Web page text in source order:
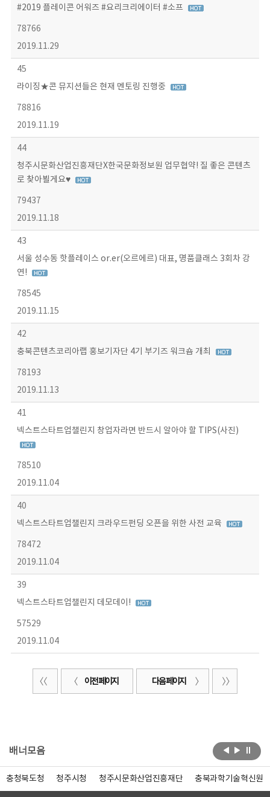
#2019 플레이콘 어워즈 #요리크리에이터 #소프
78766
2019.11.29
45
라이징★콘 뮤지션들은 현재 멘토링 진행중
78816
2019.11.19
44
청주시문화산업진흥재단X한국문화정보원 업무협약! 질 좋은 콘텐츠
로 찾아뵐게요♥
79437
2019.11.18
43
서울 성수동 핫플레이스 or.er(오르에르) 대표, 명품클래스 3회차 강
연!
78545
2019.11.15
42
충북콘텐츠코리아랩 홍보기자단 4기 부기즈 워크숍 개최
78193
2019.11.13
41
넥스트스타트업챌린지 창업자라면 반드시 알아야 할 TIPS(사진)
78510
2019.11.04
40
넥스트스타트업챌린지 크라우드펀딩 오픈을 위한 사전 교육
78472
2019.11.04
39
넥스트스타트업챌린지 데모데이!
57529
2019.11.04
이전 페이지 다음 페이지
배너모음
충청북도청 청주시청 청주시문화산업진흥재단 충북과학기술혁신원